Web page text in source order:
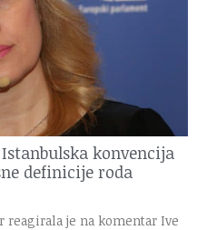
konvencija
definicije roda
reagirala je na komentar Ive